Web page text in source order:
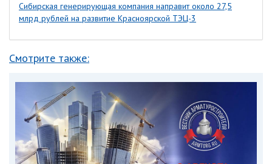
Сибирская генерирующая компания направит около 27,5
млрд рублей на развитие Красноярской ТЭЦ-3
Смотрите также: